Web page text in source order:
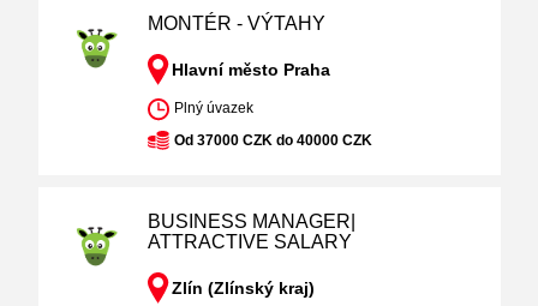
MONTÉR - VÝTAHY
Hlavní město Praha
Plný úvazek
Od 37000 CZK do 40000 CZK
BUSINESS MANAGER|
ATTRACTIVE SALARY
Zlín (Zlínský kraj)